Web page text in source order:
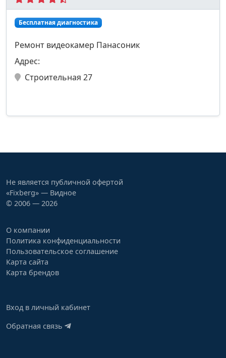
Бесплатная диагностика
Ремонт видеокамер Панасоник
Адрес:
Строительная 27
Не является публичной офертой
«Fixberg» — Видное
© 2006 — 2026
О компании
Политика конфиденциальности
Пользовательское соглашение
Карта сайта
Карта брендов
Вход в личный кабинет
Обратная связь